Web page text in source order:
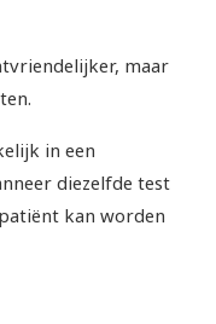
maar
in een
diezelfde test
kan worden